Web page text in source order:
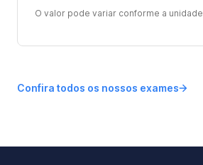
O valor pode variar conforme a unidade
Confira todos os nossos exames